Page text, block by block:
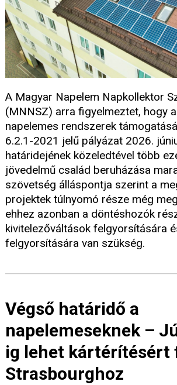
A Magyar Napelem Napkollektor
(MNNSZ) arra figyelmeztet, hogy
napelemes rendszerek
6.2.1-2021 jelű pályázat 2026.
határidejének közeledtével több
jövedelmű család beruházása
szövetség álláspontja szerint a
projektek túlnyomó része még
ehhez azonban a döntéshozók
kivitelezőváltások felgyorsítására
felgyorsítására van szükség.
Végső határidő a
napelemeseknek –
ig lehet kártérítésért
Strasbourghoz